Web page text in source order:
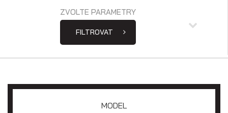
Výprodej
ZVOLTE PARAMETRY
FILTROVAT
MODEL